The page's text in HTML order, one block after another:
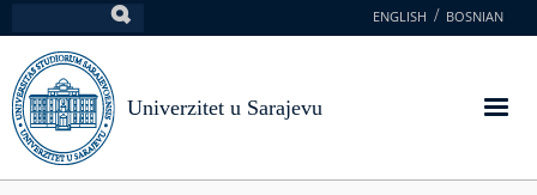
na
glavni
sadržaj
ENGLISH BOSNIAN
Univerzitet u Sarajevu